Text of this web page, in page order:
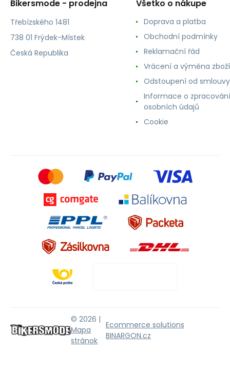
Bikersmode - prodejna
Třebízského 1481
738 01 Frýdek-Místek
Česká Republika
Všetko o nákupe
Doprava a platba
Obchodní podmínky
Reklamační řád
Vrácení a výměna zboží
Odstoupení od smlouvy
Informace o zpracování
osobních údajů
Cookie
© 2026 |
Mapa
stránok
Ecommerce solutions
BINARGON.cz